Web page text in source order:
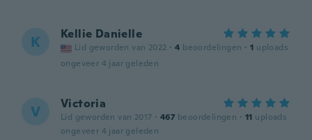
K Kellie Danielle
Lid geworden van 2022 · 4 beoordelingen · 1 uploads
ongeveer 4 jaar geleden
V Victoria
Lid geworden van 2017 · 467 beoordelingen · 11 uploads
ongeveer 4 jaar geleden